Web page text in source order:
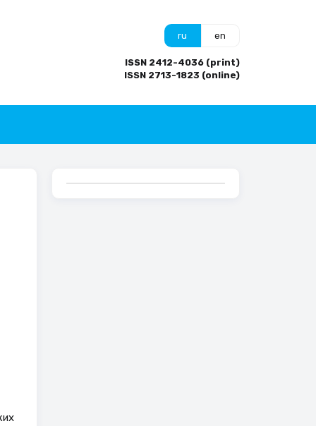
ru en
ISSN 2412-4036 (print)
ISSN 2713-1823 (online)